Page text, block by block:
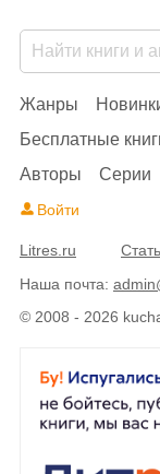
© 2008 - 2026
Жанры
Бесплатные
Авторы
Серии
Войти
Litres.ru
Наша почта: